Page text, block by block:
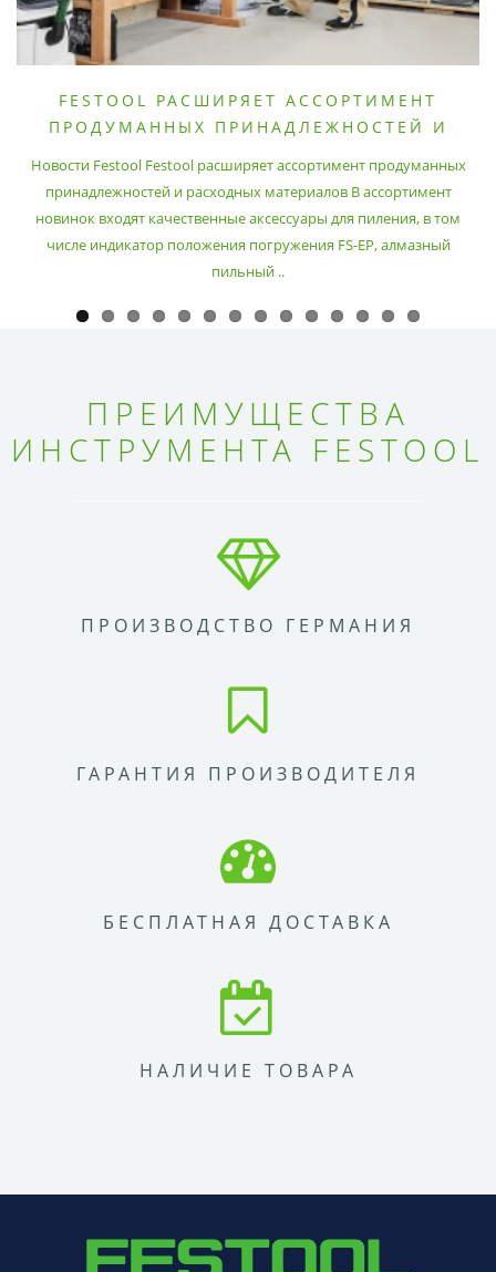
FESTOOL РАСШИРЯЕТ АССОРТИМЕНТ
ПРОДУМАННЫХ ПРИНАДЛЕЖНОСТЕЙ И
Новости Festool Festool расширяет ассортимент продуманных
принадлежностей и расходных материалов В ассортимент
новинок входят качественные аксессуары для пиления, в том
числе индикатор положения погружения FS-EP, алмазный
пильный ..
ПРЕИМУЩЕСТВА
ИНСТРУМЕНТА FESTOOL
ПРОИЗВОДСТВО ГЕРМАНИЯ
ГАРАНТИЯ ПРОИЗВОДИТЕЛЯ
БЕСПЛАТНАЯ ДОСТАВКА
НАЛИЧИЕ ТОВАРА